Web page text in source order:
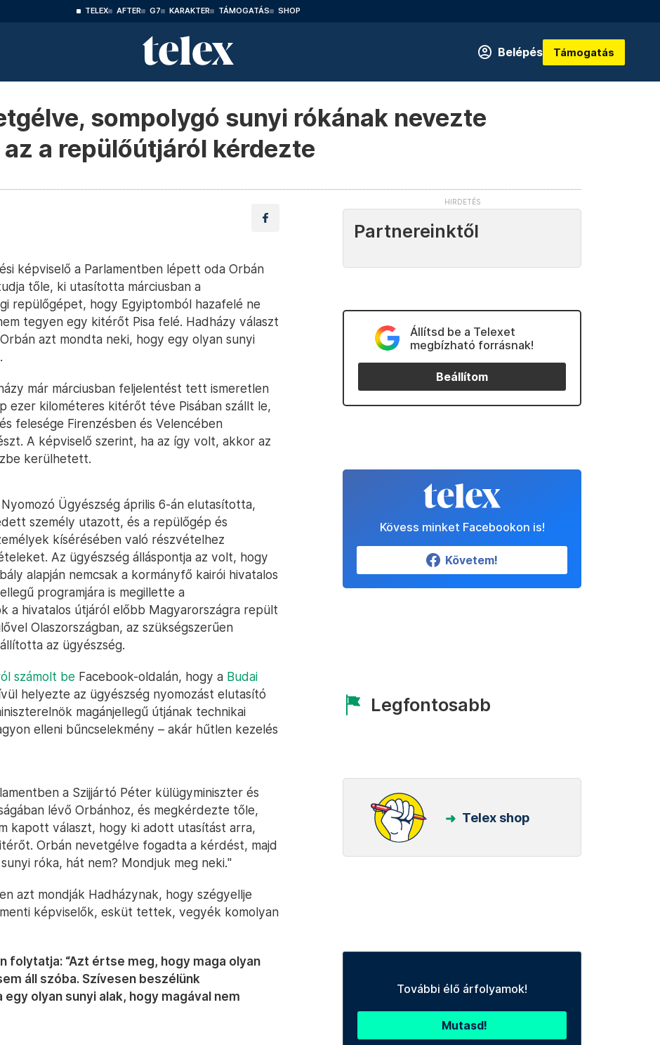
TELEX AFTER G7 KARAKTER TÁMOGATÁS SHOP
Belépés Támogatás
sompolygó sunyi rókának nevezte
a repülőútjáról kérdezte
képviselő a Parlamentben lépett oda Orbán
tőle, ki utasította márciusban a
repülőgépet, hogy Egyiptomból hazafelé ne
tegyen egy kitérőt Pisa felé. Hadházy választ
azt mondta neki, hogy egy olyan sunyi
már márciusban feljelentést tett ismeretlen
ezer kilométeres kitérőt téve Pisában szállt le,
felesége Firenzésben és Velencében
A képviselő szerint, ha az így volt, akkor az
kerülhetett.
Ügyészség április 6-án elutasította,
személy utazott, és a repülőgép és
kísérésében való részvételhez
Az ügyészség álláspontja az volt, hogy
alapján nemcsak a kormányfő kairói hivatalos
programjára is megillette a
a hivatalos útjáról előbb Magyarországra repült
Olaszországban, az szükségszerűen
az ügyészség.
számolt be Facebook-oldalán, hogy a Budai
helyezte az ügyészség nyomozást elutasító
magánjellegű útjának technikai
elleni bűncselekmény – akár hűtlen kezelés
a Szijjártó Péter külügyminiszter és
lévő Orbánhoz, és megkérdezte tőle,
kapott választ, hogy ki adott utasítást arra,
Orbán nevetgélve fogadta a kérdést, majd
róka, hát nem? Mondjuk meg neki."
azt mondják Hadházynak, hogy szégyellje
képviselők, esküt tettek, vegyék komolyan
folytatja: “Azt értse meg, hogy maga olyan
áll szóba. Szívesen beszélünk
olyan sunyi alak, hogy magával nem
Partnereinktől
Állítsd be a Telexet
megbízható forrásnak!
Beállítom
Kövess minket Facebookon is!
Követem!
Legfontosabb
Telex shop
További élő árfolyamok!
Mutasd!